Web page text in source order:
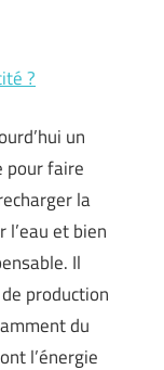
?
un
pour faire
la
et bien
Il
production
du
l’énergie